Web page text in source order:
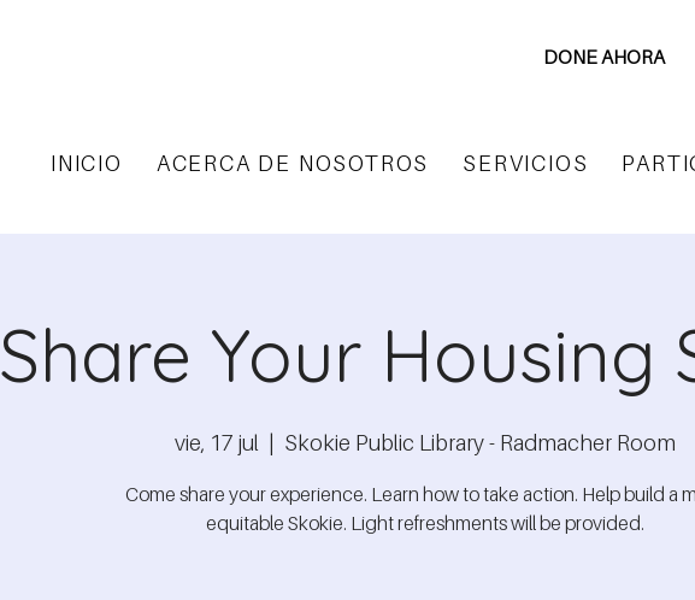
DONE AHORA
INICIO ACERCA DE NOSOTROS SERVICIOS
Share Your Housing
vie, 17 jul Skokie Public Library - Radmacher Room
Come share your experience. Learn how to take action. Help build a
equitable Skokie. Light refreshments will be provided.